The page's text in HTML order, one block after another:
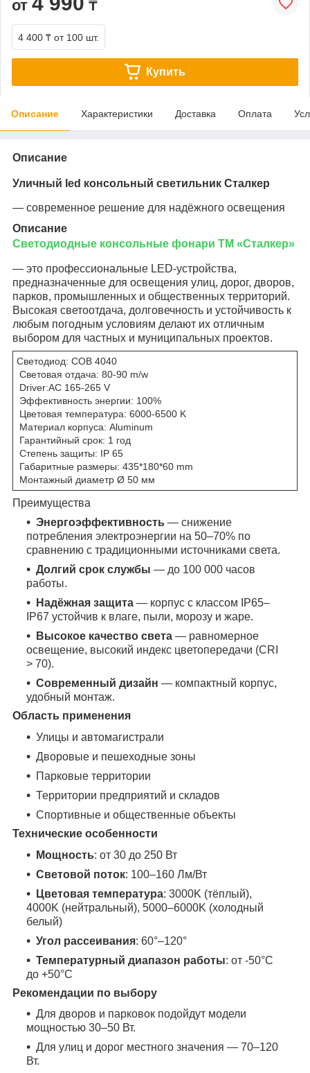
от ₸
4 400 ₸ от 100 шт.
Купить
Описание Характеристики Доставка Оплата
Описание
Уличный led консольный светильник Сталкер
— современное решение для надёжного освещения
Описание
Светодиодные консольные фонари ТМ «Сталкер»
— это профессиональные LED-устройства,
предназначенные для освещения улиц, дорог, дворов,
парков, промышленных и общественных территорий.
Высокая светоотдача, долговечность и устойчивость к
любым погодным условиям делают их отличным
выбором для частных и муниципальных проектов.
Светодиод: COB 4040
Световая отдача: 80-90 m/w
Driver:AC 165-265 V
Эффективность энергии: 100%
Цветовая температура: 6000-6500 K
Материал корпуса: Aluminum
Гарантийный срок: 1 год
Степень защиты: IP 65
Габаритные размеры: 435*180*60 mm
Монтажный диаметр Ø 50 мм
Преимущества
Энергоэффективность — снижение
потребления электроэнергии на 50–70% по
сравнению с традиционными источниками света.
Долгий срок службы — до 100 000 часов
работы.
Надёжная защита — корпус с классом IP65–
IP67 устойчив к влаге, пыли, морозу и жаре.
Высокое качество света — равномерное
освещение, высокий индекс цветопередачи (CRI
> 70).
Современный дизайн — компактный корпус,
удобный монтаж.
Область применения
Улицы и автомагистрали
Дворовые и пешеходные зоны
Парковые территории
Территории предприятий и складов
Спортивные и общественные объекты
Технические особенности
Мощность: от 30 до 250 Вт
Световой поток: 100–160 Лм/Вт
Цветовая температура: 3000K (тёплый),
4000K (нейтральный), 5000–6000K (холодный
белый)
Угол рассеивания: 60°–120°
Температурный диапазон работы: от -50°C
до +50°C
Рекомендации по выбору
Для дворов и парковок подойдут модели
мощностью 30–50 Вт.
Для улиц и дорог местного значения — 70–120
Вт.